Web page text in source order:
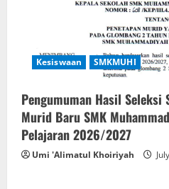
Kesiswaan SMKMUHI
Pengumuman Hasil Seleksi
Murid Baru SMK
Pelajaran 2026/2027
Umi 'Alimatul Khoiriyah